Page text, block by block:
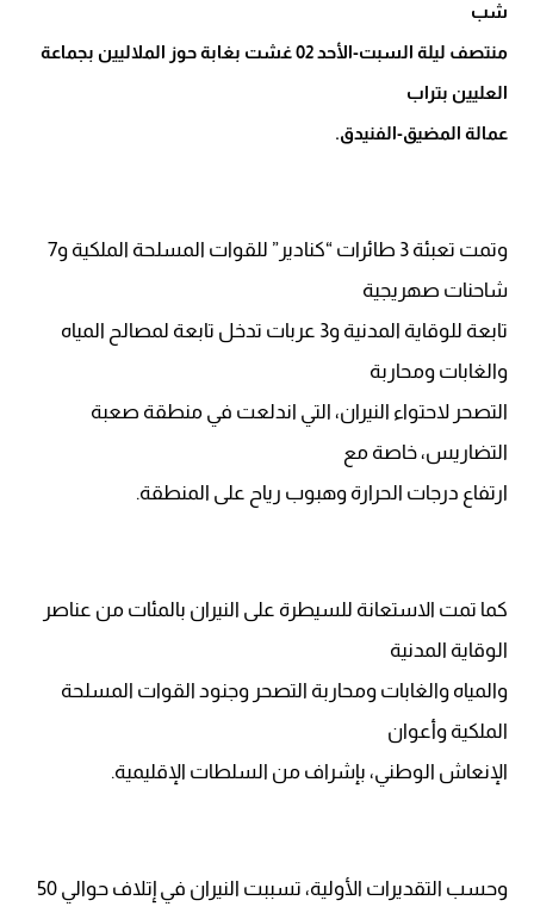
شب
منتصف ليلة السبت-الأحد 02 غشت بغابة حوز الملاليين بجماعة
العليين بتراب
عمالة المضيق-الفنيدق.
وتمت تعبئة 3 طائرات “كنادير” للقوات المسلحة الملكية و7
شاحنات صهريجية
تابعة للوقاية المدنية و3 عربات تدخل تابعة لمصالح المياه
والغابات ومحاربة
التصحر لاحتواء النيران، التي اندلعت في منطقة صعبة
التضاريس، خاصة مع
ارتفاع درجات الحرارة وهبوب رياح على المنطقة.
كما تمت الاستعانة للسيطرة على النيران بالمئات من عناصر
الوقاية المدنية
والمياه والغابات ومحاربة التصحر وجنود القوات المسلحة
الملكية وأعوان
الإنعاش الوطني، بإشراف من السلطات الإقليمية.
وحسب التقديرات الأولية، تسببت النيران في إتلاف حوالي 50